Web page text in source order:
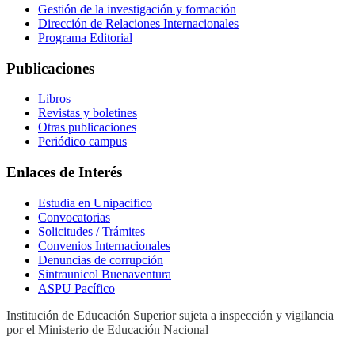
Gestión de la investigación y formación
Dirección de Relaciones Internacionales
Programa Editorial
Publicaciones
Libros
Revistas y boletines
Otras publicaciones
Periódico campus
Enlaces de Interés
Estudia en Unipacifico
Convocatorias
Solicitudes / Trámites
Convenios Internacionales
Denuncias de corrupción
Sintraunicol Buenaventura
ASPU Pacífico
Institución de Educación Superior sujeta a inspección y vigilancia
por el Ministerio de Educación Nacional